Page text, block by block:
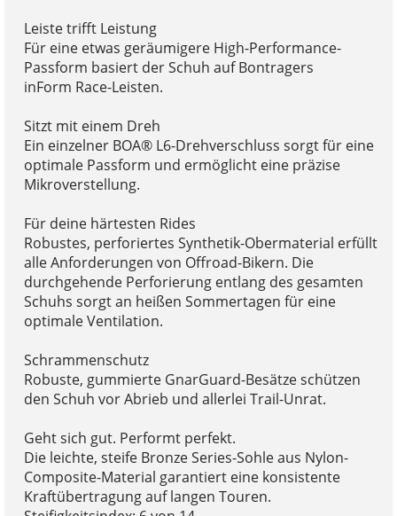
Leiste trifft Leistung
Für eine etwas geräumigere High-Performance-
Passform basiert der Schuh auf Bontragers
inForm Race-Leisten.
Sitzt mit einem Dreh
Ein einzelner BOA® L6-Drehverschluss sorgt für eine
optimale Passform und ermöglicht eine präzise
Mikroverstellung.
Für deine härtesten Rides
Robustes, perforiertes Synthetik-Obermaterial erfüllt
alle Anforderungen von Offroad-Bikern. Die
durchgehende Perforierung entlang des gesamten
Schuhs sorgt an heißen Sommertagen für eine
optimale Ventilation.
Schrammenschutz
Robuste, gummierte GnarGuard-Besätze schützen
den Schuh vor Abrieb und allerlei Trail-Unrat.
Geht sich gut. Performt perfekt.
Die leichte, steife Bronze Series-Sohle aus Nylon-
Composite-Material garantiert eine konsistente
Kraftübertragung auf langen Touren.